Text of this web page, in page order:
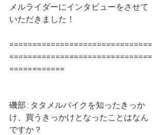
メルライダーにインタビューをさせて
いただきました！
===============================
===============================
============
磯部 : タタメルバイクを知ったきっか
け、買うきっかけとなったことはなん
ですか？